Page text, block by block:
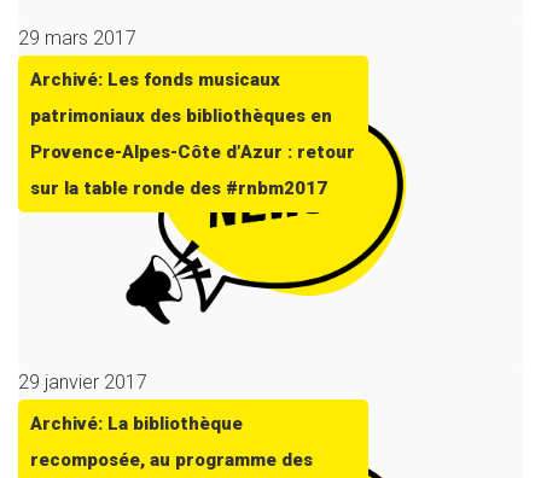
29 mars 2017
Archivé: Les fonds musicaux
patrimoniaux des bibliothèques en
Provence-Alpes-Côte d’Azur : retour
sur la table ronde des #rnbm2017
29 janvier 2017
Archivé: La bibliothèque
recomposée, au programme des